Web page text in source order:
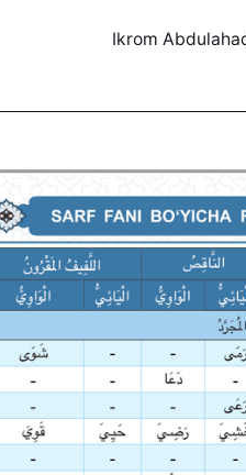
Ikrom